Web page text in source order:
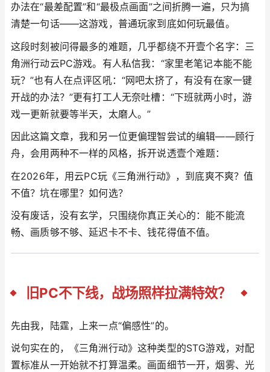
办法在“最差配置”和“最极点画面”之间折腾一遍，只为搞
清楚一句话——这游戏，普通玩家到底如何玩最值。
这段时刻被问得最多的难题，几乎都绕不开壹个名字：三
角洲行动云PC游戏。有人私信我：“家里老笔记本能不能
玩？”也有人在点评区吼：“网吧太挤了，有没有在家一键
开战的办法？”更有打工人无奈吐槽：“下班就两小时，游
戏一更新就要等半天，太磨人。”
因此这篇文章，我和另一位更偏理智尝试的编辑——顾行
舟，会用两种不一样的风格，拆开说透壹个难题：
在2026年，用云PC玩《三角洲行动》，到底爽不爽？值
不值？坑在哪里？如何选？
没有废话，没有玄学，只围绕你真正关心的：能不能流
畅、画质够不够、延迟卡不卡、钱花得值不值。
旧PC不下线，战场照样拉满特效？
先由我，陆霆，上来一点“偏感性”的。
说句实在的，《三角洲行动》这种类型的STG游戏，对配
置标准从一开始就不打算温柔。画面细节一开，烟雾、光